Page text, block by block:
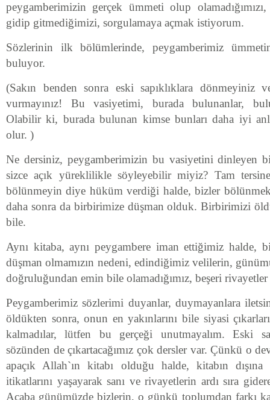
peygamberimizin gerçek ümmeti olup
gidip gitmediğimizi, sorgulamaya açmak istiyorum.
Sözlerinin ilk bölümlerinde, peygamberimiz
buluyor.
(Sakın benden sonra eski sapıklıklara dönmeyiniz
vurmayınız! Bu vasiyetimi, burada bulunanlar,
Olabilir ki, burada bulunan kimse bunları daha iyi
olur. )
Ne dersiniz, peygamberimizin bu vasiyetini dinleyen
sizce açık yüreklilikle söyleyebilir miyiz? Tam
bölünmeyin diye hüküm verdiği halde, bizler
daha sonra da birbirimize düşman olduk. Birbirimizi
bile.
Aynı kitaba, aynı peygambere iman ettiğimiz halde,
düşman olmamızın nedeni, edindiğimiz velilerin,
doğruluğundan emin bile olamadığımız, beşeri
Peygamberimiz sözlerimi duyanlar, duymayanlara
öldükten sonra, onun en yakınlarını bile siyasi
kalmadılar, lütfen bu gerçeği unutmayalım. Eski
sözünden de çıkartacağımız çok dersler var. Çünkü o
apaçık Allah`ın kitabı olduğu halde, kitabın dışına
itikatlarını yaşayarak sanı ve rivayetlerin ardı sıra
Acaba günümüzde bizlerin, o günkü toplumdan farkı